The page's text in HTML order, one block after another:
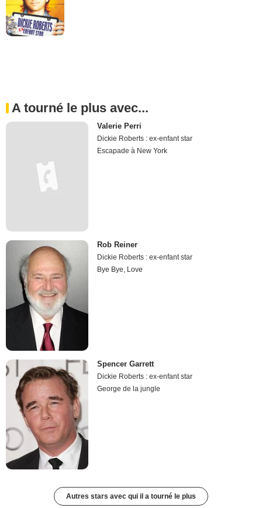
A tourné le plus avec...
Valerie Perri
Dickie Roberts : ex-enfant star
Escapade à New York
Rob Reiner
Dickie Roberts : ex-enfant star
Bye Bye, Love
Spencer Garrett
Dickie Roberts : ex-enfant star
George de la jungle
Autres stars avec qui il a tourné le plus